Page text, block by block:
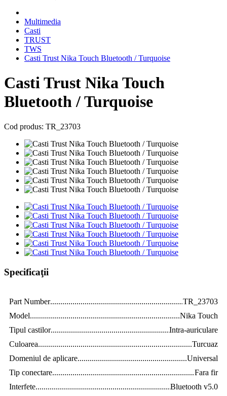
Multimedia
Casti
TRUST
TWS
Casti Trust Nika Touch Bluetooth / Turquoise
Casti Trust Nika Touch
Bluetooth / Turquoise
Cod produs: TR_23703
Specificaţii
Part Number
TR_23703
Model
Nika Touch
Tipul castilor
Intra-auriculare
Culoarea
Turcuaz
Domeniul de aplicare
Universal
Tip conectare
Fara fir
Interfete
Bluetooth v5.0